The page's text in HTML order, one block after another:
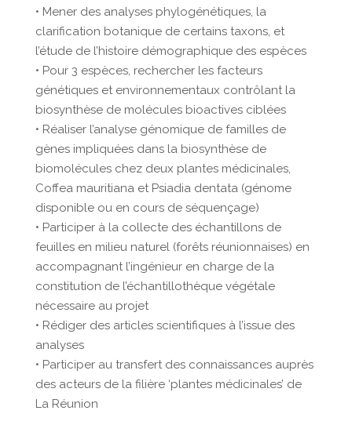
• Mener des analyses phylogénétiques, la
clarification botanique de certains taxons, et
l’étude de l’histoire démographique des espèces
• Pour 3 espèces, rechercher les facteurs
génétiques et environnementaux contrôlant la
biosynthèse de molécules bioactives ciblées
• Réaliser l’analyse génomique de familles de
gènes impliquées dans la biosynthèse de
biomolécules chez deux plantes médicinales,
Coffea mauritiana et Psiadia dentata (génome
disponible ou en cours de séquençage)
• Participer à la collecte des échantillons de
feuilles en milieu naturel (forêts réunionnaises) en
accompagnant l’ingénieur en charge de la
constitution de l’échantillothèque végétale
nécessaire au projet
• Rédiger des articles scientifiques à l’issue des
analyses
• Participer au transfert des connaissances auprès
des acteurs de la filière ‘plantes médicinales’ de
La Réunion